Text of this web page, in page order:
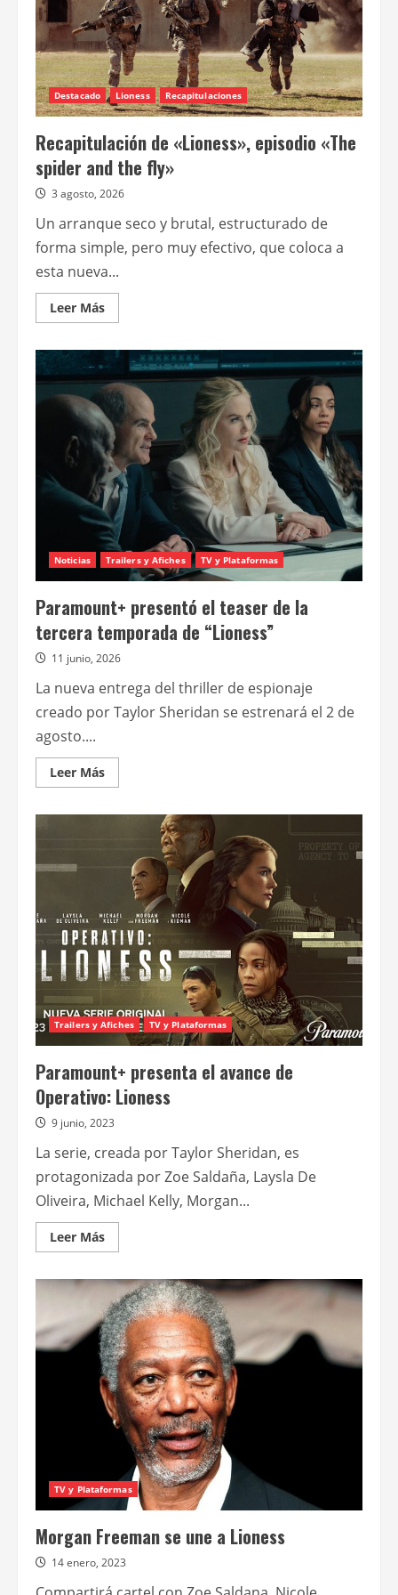
Destacado Lioness Recapitulaciones
Recapitulación de «Lioness», episodio «The
spider and the fly»
3 agosto, 2026
Un arranque seco y brutal, estructurado de
forma simple, pero muy efectivo, que coloca a
esta nueva...
Leer MásLeer
más
Recapitulación
de
«Lioness»,
episodio
«The
spider
and
the
fly»
Noticias Trailers y Afiches TV y Plataformas
Paramount+ presentó el teaser de la
tercera temporada de “Lioness”
11 junio, 2026
La nueva entrega del thriller de espionaje
creado por Taylor Sheridan se estrenará el 2 de
agosto....
Leer MásLeer
más
Paramount+
teaser
tercera
temporada
de
“Lioness”
Trailers y Afiches TV y Plataformas
Paramount+ presenta el avance de
Operativo: Lioness
9 junio, 2023
La serie, creada por Taylor Sheridan, es
protagonizada por Zoe Saldaña, Laysla De
Oliveira, Michael Kelly, Morgan...
Leer MásLeer
más
Paramount+
presenta
el
avance
de
Operativo:
Lioness
TV y Plataformas
Morgan Freeman se une a Lioness
14 enero, 2023